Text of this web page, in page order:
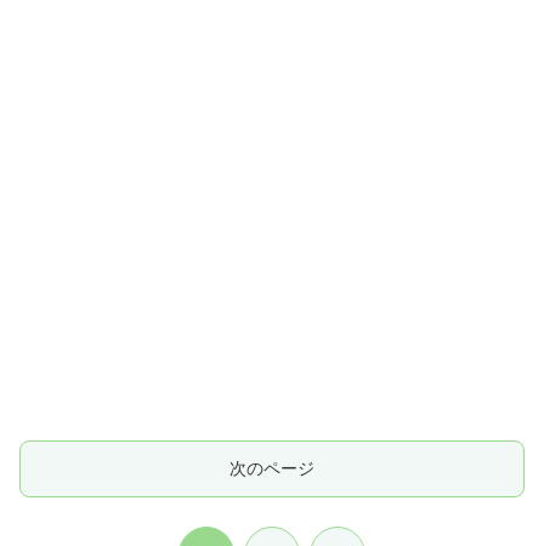
次のページ